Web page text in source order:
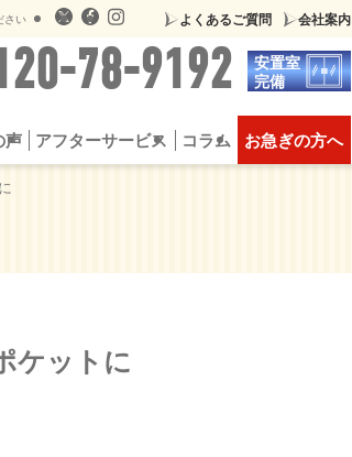
さい よくあるご質問 会社案内
78-9192
安置室
完備
ある質問
供花・供物について
スタンダード家族葬
豪華な家族葬
場）
声 アフターサービス コラム お急ぎの方へ
ケットに